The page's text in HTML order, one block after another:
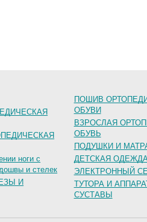
ноги с
и стелек
И
ПОШИВ
ОБУВИ
ВЗРОСЛАЯ
ОБУВЬ
ПОДУШКИ И
ДЕТСКАЯ
ЭЛЕКТРОННЫЙ
ТУТОРА И
СУСТАВЫ